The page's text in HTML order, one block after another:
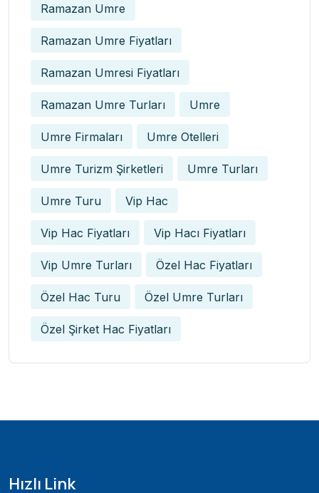
Ramazan Umre
Ramazan Umre Fiyatları
Ramazan Umresi Fiyatları
Ramazan Umre Turları Umre
Umre Firmaları Umre Otelleri
Umre Turizm Şirketleri Umre Turları
Umre Turu Vip Hac
Vip Hac Fiyatları Vip Hacı Fiyatları
Vip Umre Turları Özel Hac Fiyatları
Özel Hac Turu Özel Umre Turları
Özel Şirket Hac Fiyatları
Hızlı Link